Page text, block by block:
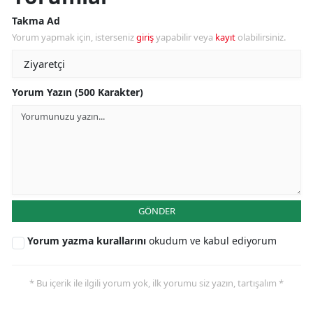
Takma Ad
Yorum yapmak için, istersenizgirişyapabilir veya kayıt olabilirsiniz.
Yorum Yazın (500 Karakter)
GÖNDER
Yorum yazma kurallarını okudum ve kabul ediyorum
* Bu içerik ile ilgili yorum yok, ilk yorumu siz yazın, tartışalım *